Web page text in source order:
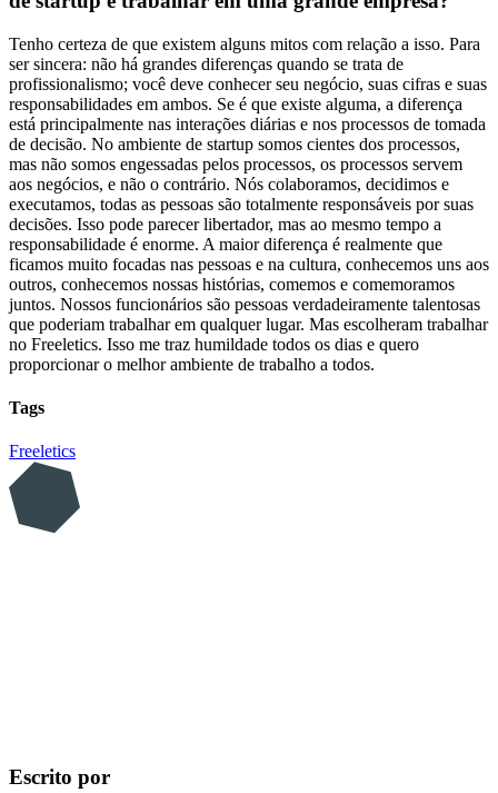
Tenho certeza de que existem alguns mitos com relação a isso. Para
ser sincera: não há grandes diferenças quando se trata de
profissionalismo; você deve conhecer seu negócio, suas cifras e suas
responsabilidades em ambos. Se é que existe alguma, a diferença
está principalmente nas interações diárias e nos processos de tomada
de decisão. No ambiente de startup somos cientes dos processos,
mas não somos engessadas pelos processos, os processos servem
aos negócios, e não o contrário. Nós colaboramos, decidimos e
executamos, todas as pessoas são totalmente responsáveis por suas
decisões. Isso pode parecer libertador, mas ao mesmo tempo a
responsabilidade é enorme. A maior diferença é realmente que
ficamos muito focadas nas pessoas e na cultura, conhecemos uns aos
outros, conhecemos nossas histórias, comemos e comemoramos
juntos. Nossos funcionários são pessoas verdadeiramente talentosas
que poderiam trabalhar em qualquer lugar. Mas escolheram trabalhar
no Freeletics. Isso me traz humildade todos os dias e quero
proporcionar o melhor ambiente de trabalho a todos.
Tags
Freeletics
Escrito por